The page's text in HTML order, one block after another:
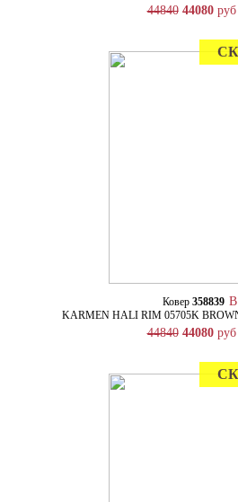
44840 44080руб
Ковер 358839
KARMEN HALI RIM 05705K
44840 44080руб